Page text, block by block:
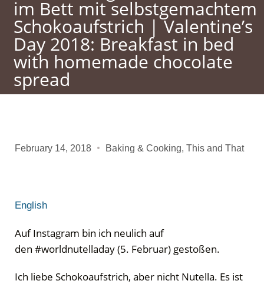
im Bett mit selbstgemachtem
Schokoaufstrich | Valentine’s
Day 2018: Breakfast in bed
with homemade chocolate
spread
February 14, 2018 Baking & Cooking, This and That
English
Auf Instagram bin ich neulich auf
den #worldnutelladay (5. Februar) gestoßen.
Ich liebe Schokoaufstrich, aber nicht Nutella. Es ist